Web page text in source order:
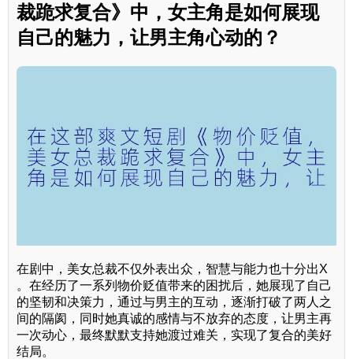
裁跪求复合》中，女主角是如何展现
自己的魅力，让男主角心动的？
在剧中，美女总裁不仅外表出众，智慧与能力也十分出X
。在经历了一系列物价贬值带来的困扰后，她展现了自己
的坚韧和决策力，通过与男主的互动，逐渐打破了两人之
间的隔阂，同时她真诚的感情与不放弃的态度，让男主再
一次动心，最终默默支持她渡过难关，实现了复合的美好
结局。